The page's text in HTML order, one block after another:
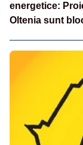
energetice:
Oltenia sunt